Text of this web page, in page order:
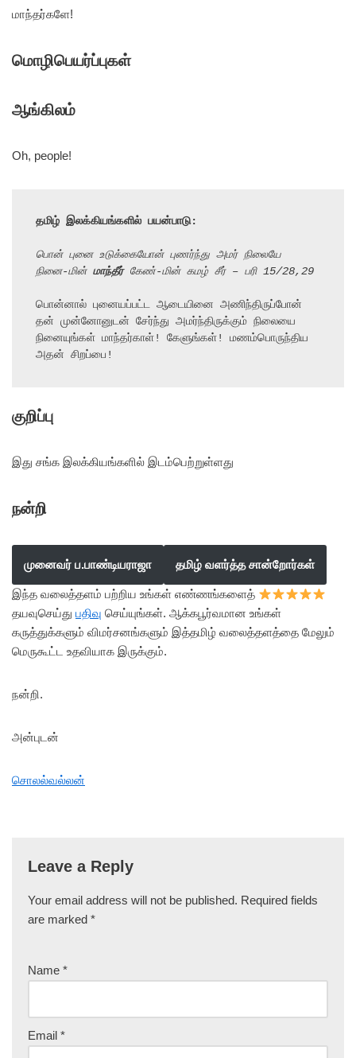
மாந்தர்களே!
மொழிபெயர்ப்புகள்
ஆங்கிலம்
Oh, people!
தமிழ் இலக்கியங்களில் பயன்பாடு:
பொன் புனை உடுக்கையோன் புணர்ந்து அமர் நிலையே
நினை-மின் மாந்தீர் கேண்-மின் கமழ் சீர் – பரி 15/28,29
பொன்னால் புனையப்பட்ட ஆடையினை அணிந்திருப்போன்
தன் முன்னோனுடன் சேர்ந்து அமர்ந்திருக்கும் நிலையை
நினையுங்கள் மாந்தர்காள்! கேளுங்கள்! மணம்பொருந்திய
அதன் சிறப்பை!
குறிப்பு
இது சங்க இலக்கியங்களில் இடம்பெற்றுள்ளது
நன்றி
முனைவர் ப.பாண்டியராஜா தமிழ் வளர்த்த சான்றோர்கள்
இந்த வலைத்தளம் பற்றிய உங்கள் எண்ணங்களைத்
தயவுசெய்து பதிவு செய்யுங்கள். ஆக்கபூர்வமான உங்கள்
கருத்துக்களும் விமர்சனங்களும் இத்தமிழ் வலைத்தளத்தை மேலும்
மெருகூட்ட உதவியாக இருக்கும்.
நன்றி.
அன்புடன்
சொலல்வல்லன்
Leave a Reply
Your email address will not be published. Required fields
are marked *
Name *
Email *